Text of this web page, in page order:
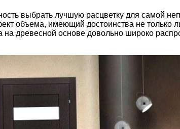
выбрать лучшую расцветку для самой
объема, имеющий достоинства не
древесной основе довольно широко